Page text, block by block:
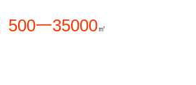
500一35000㎡